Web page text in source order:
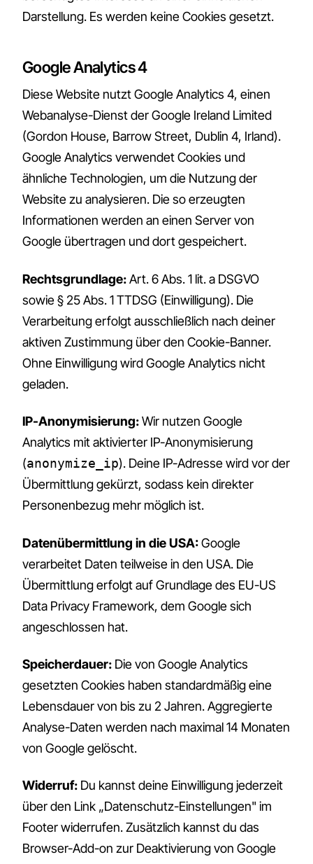
Darstellung. Es werden keine Cookies gesetzt.
Google Analytics 4
Diese Website nutzt Google Analytics 4, einen
Webanalyse-Dienst der Google Ireland Limited
(Gordon House, Barrow Street, Dublin 4, Irland).
Google Analytics verwendet Cookies und
ähnliche Technologien, um die Nutzung der
Website zu analysieren. Die so erzeugten
Informationen werden an einen Server von
Google übertragen und dort gespeichert.
Rechtsgrundlage:Art. 6 Abs. 1 lit. a DSGVO
sowie § 25 Abs. 1 TTDSG (Einwilligung). Die
Verarbeitung erfolgt ausschließlich nach deiner
aktiven Zustimmung über den Cookie-Banner.
Ohne Einwilligung wird Google Analytics nicht
geladen.
IP-Anonymisierung:Wir nutzen Google
Analytics mit aktivierter IP-Anonymisierung
(anonymize_ip). Deine IP-Adresse wird vor der
Übermittlung gekürzt, sodass kein direkter
Personenbezug mehr möglich ist.
Datenübermittlung in die USA:Google
verarbeitet Daten teilweise in den USA. Die
Übermittlung erfolgt auf Grundlage des EU-US
Data Privacy Framework, dem Google sich
angeschlossen hat.
Speicherdauer: Die von Google Analytics
gesetzten Cookies haben standardmäßig eine
Lebensdauer von bis zu 2 Jahren. Aggregierte
Analyse-Daten werden nach maximal 14 Monaten
von Google gelöscht.
Widerruf: Du kannst deine Einwilligung jederzeit
über den Link „Datenschutz-Einstellungen" im
Footer widerrufen. Zusätzlich kannst du das
Browser-Add-on zur Deaktivierung von Google